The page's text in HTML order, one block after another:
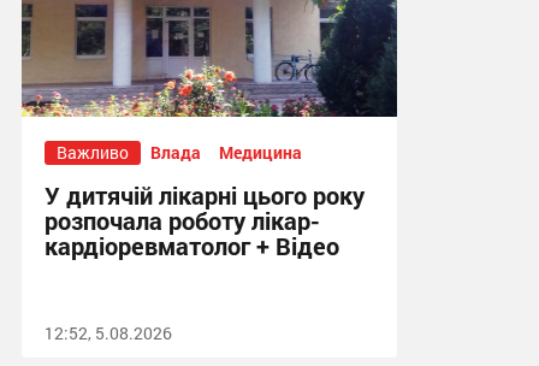
Важливо Влада Медицина
У дитячій лікарні цього року
розпочала роботу лікар-
кардіоревматолог + Відео
12:52, 5.08.2026